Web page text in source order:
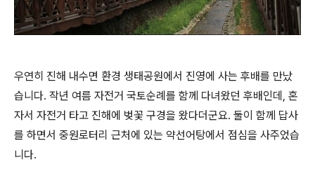
우연히 진해 내수면 환경 생태공원에서 진영에 사는 후배를 만났
습니다. 작년 여름 자전거 국토순례를 함께 다녀왔던 후배인데, 혼
자서 자전거 타고 진해에 벚꽃 구경을 왔다더군요. 둘이 함께 답사
를 하면서 중원로터리 근처에 있는 약선어탕에서 점심을 사주었습
니다.